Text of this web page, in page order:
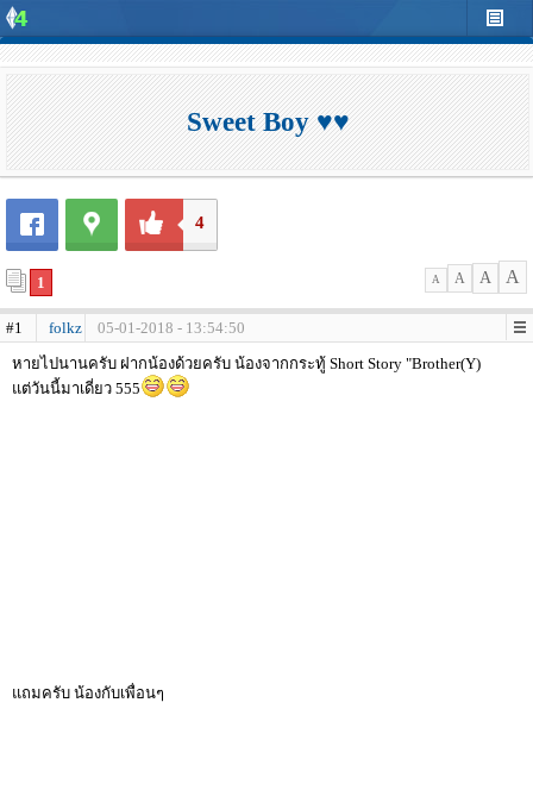
Sweet Boy ♥♥
4
1 A A A A
#1 folkz
05-01-2018 - 13:54:50
หายไปนานครับ ฝากน้องด้วยครับ น้องจากกระทู้ Short Story "Brother(Y)
แต่วันนี้มาเดี่ยว 555
แถมครับ น้องกับเพื่อนๆ